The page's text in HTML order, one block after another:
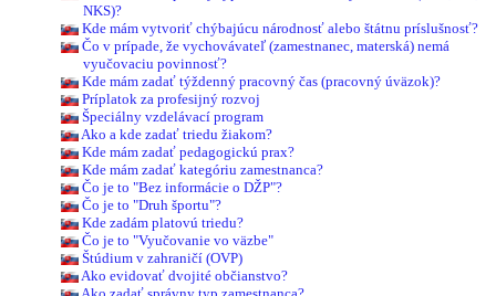
NKS)?
Kde mám vytvoriť chýbajúcu národnosť alebo štátnu príslušnosť?
Čo v prípade, že vychovávateľ (zamestnanec, materská) nemá
vyučovaciu povinnosť?
Kde mám zadať týždenný pracovný čas (pracovný úväzok)?
Príplatok za profesijný rozvoj
Špeciálny vzdelávací program
Ako a kde zadať triedu žiakom?
Kde mám zadať pedagogickú prax?
Kde mám zadať kategóriu zamestnanca?
Čo je to "Bez informácie o DŽP"?
Čo je to "Druh športu"?
Kde zadám platovú triedu?
Čo je to "Vyučovanie vo väzbe"
Štúdium v zahraničí (OVP)
Ako evidovať dvojité občianstvo?